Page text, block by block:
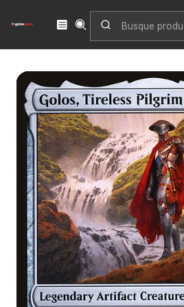
Inicio Singles
Core Set 2020
Golos, Tireless